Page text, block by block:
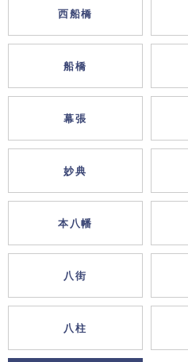
西船橋
船橋
幕張
妙典
本八幡
八街
八柱